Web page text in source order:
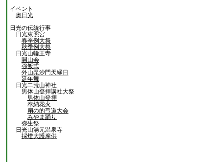
イベント
奥日光
日光の伝統行事
日光東照宮
春季例大祭
秋季例大祭
日光山輪王寺
開山会
強飯式
外山毘沙門天縁日
延年舞
日光二荒山神社
男体山登拝講社大祭
男体山登拝
奉納花火
扇の的弓道大会
みやま踊り
弥生祭
日光山湯元温泉寺
採燈大護摩供